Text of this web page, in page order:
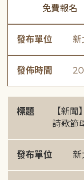
免費報名
發布單位 新
發佈時間
標題
【新
詩歌節
發布單位 新